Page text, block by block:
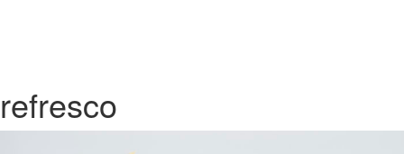
refresco